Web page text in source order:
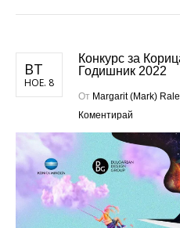
ВТ
НОЕ. 8
Конкурс за
Годишник 2022
От Margarit (Mark)
Коментирай